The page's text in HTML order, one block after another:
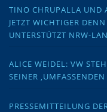
TINO CHRUPALLA UND
JETZT WICHTIGER
UNTERSTÜTZT NRW-
ALICE WEIDEL: VW
SEINER
PRESSEMITTEILUNG